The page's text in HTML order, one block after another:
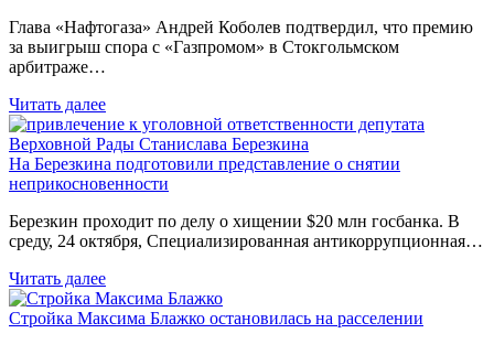
Глава «Нафтогаза» Андрей Коболев подтвердил, что премию
за выигрыш спора с «Газпромом» в Стокгольмском
арбитраже…
Читать далее
На Березкина подготовили представление о снятии
неприкосновенности
Березкин проходит по делу о хищении $20 млн госбанка. В
среду, 24 октября, Специализированная антикоррупционная…
Читать далее
Стройка Максима Блажко остановилась на расселении